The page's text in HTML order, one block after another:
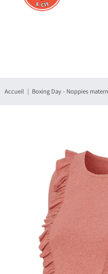
Accueil Boxing Day - Noppies